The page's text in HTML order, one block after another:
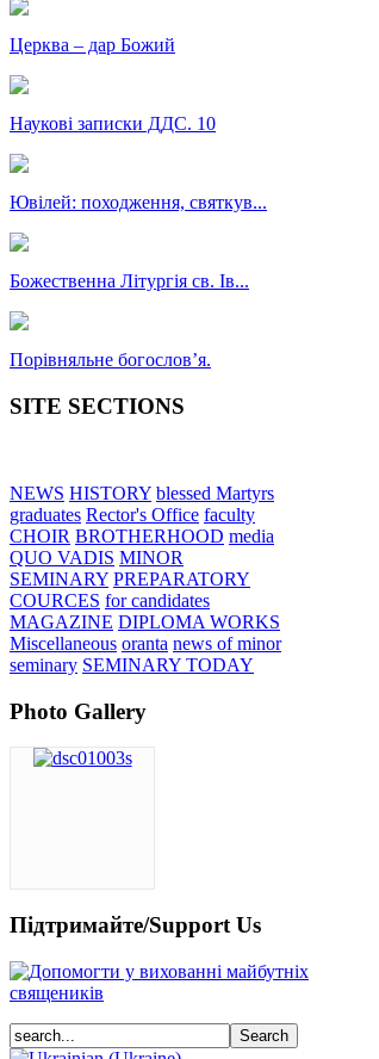
Церква – дар Божий
Наукові записки ДДС. 10
Ювілей: походження, святкув...
Божественна Літургія св. Ів...
Порівняльне богословʼя.
SITE SECTIONS
NEWS HISTORY blessed Martyrs
graduates Rector's Office faculty
CHOIR BROTHERHOOD media
QUO VADIS MINOR
SEMINARY PREPARATORY
COURCES for candidates
MAGAZINE DIPLOMA WORKS
Miscellaneous oranta news of minor
seminary SEMINARY TODAY
Photo Gallery
Підтримайте/Support Us